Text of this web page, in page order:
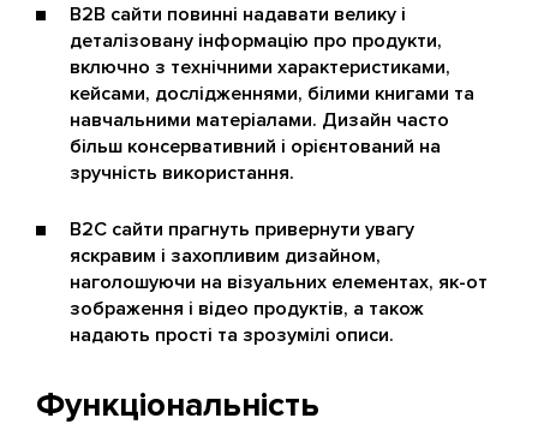
B2B сайти повинні надавати велику і
деталізовану інформацію про продукти,
включно з технічними характеристиками,
кейсами, дослідженнями, білими книгами та
навчальними матеріалами. Дизайн часто
більш консервативний і орієнтований на
зручність використання.
B2C сайти прагнуть привернути увагу
яскравим і захопливим дизайном,
наголошуючи на візуальних елементах, як-от
зображення і відео продуктів, а також
надають прості та зрозумілі описи.
Функціональність